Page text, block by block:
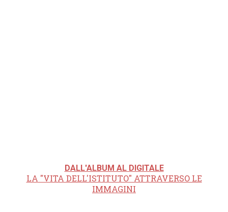
DALL'ALBUM AL DIGITALE
LA "VITA DELL'ISTITUTO" ATTRAVERSO LE
IMMAGINI